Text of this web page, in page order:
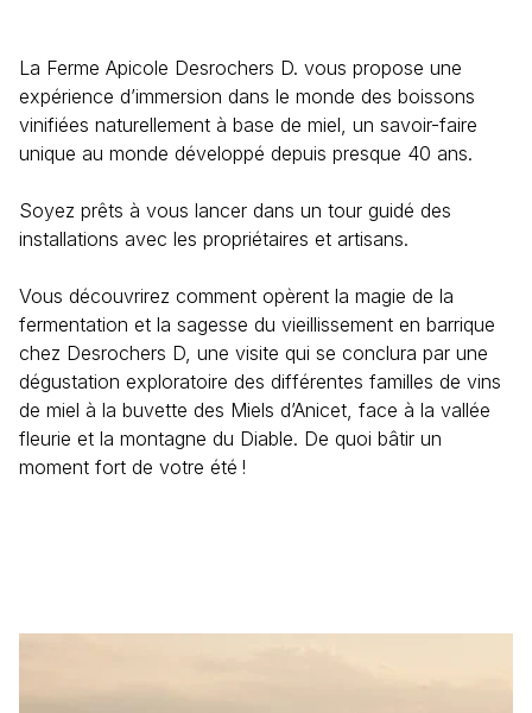
La Ferme Apicole Desrochers D. vous propose une
expérience d’immersion dans le monde des boissons
vinifiées naturellement à base de miel, un savoir-faire
unique au monde développé depuis presque 40 ans.
Soyez prêts à vous lancer dans un tour guidé des
installations avec les propriétaires et artisans.
Vous découvrirez comment opèrent la magie de la
fermentation et la sagesse du vieillissement en barrique
chez Desrochers D, une visite qui se conclura par une
dégustation exploratoire des différentes familles de vins
de miel à la buvette des Miels d’Anicet, face à la vallée
fleurie et la montagne du Diable. De quoi bâtir un
moment fort de votre été !